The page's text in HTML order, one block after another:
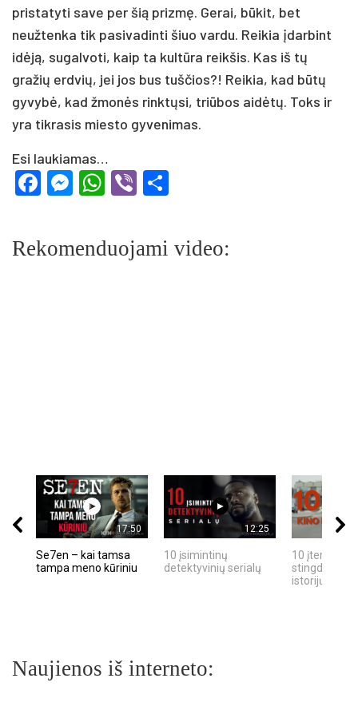
pristatyti save per šią prizmę. Gerai, būkit, bet
neužtenka tik pasivadinti šiuo vardu. Reikia įdarbint
idėją, sugalvoti, kaip ta kultūra reikšis. Kas iš tų
gražių erdvių, jei jos bus tuščios?! Reikia, kad būtų
gyvybė, kad žmonės rinktųsi, triūbos aidėtų. Toks ir
yra tikrasis miesto gyvenimas.
Esi laukiamas…
Facebook
Messenger
WhatsApp
Viber
Rekomenduojami video:
17:50
Se7en – kai tamsa
tampa meno kūriniu
12:25
10 įsimintinų
detektyvinių serialų
10 įtemptų,
stingdančių
istorijų
Naujienos iš interneto: